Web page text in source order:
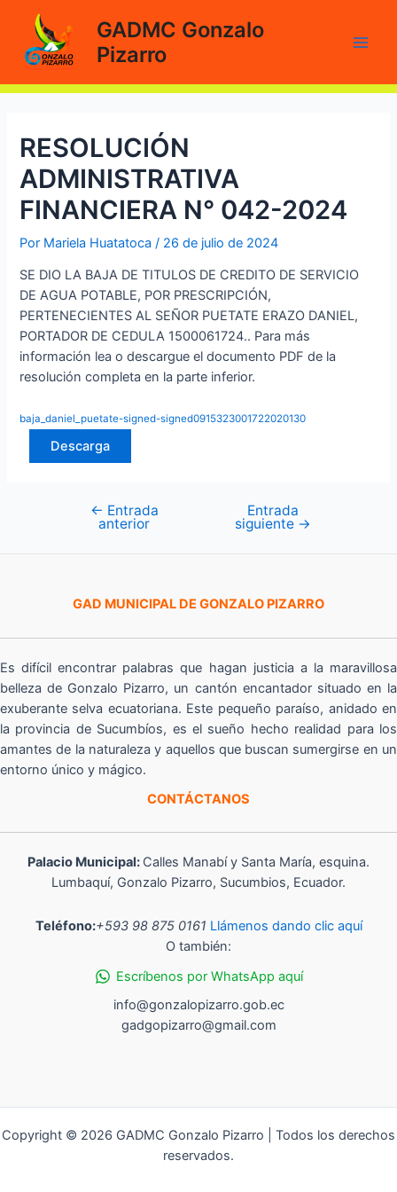
contenido
GADMC Gonzalo
Pizarro
RESOLUCIÓN
ADMINISTRATIVA
FINANCIERA N° 042-2024
Por Mariela Huatatoca/ 26 de julio de 2024
SE DIO LA BAJA DE TITULOS DE CREDITO DE SERVICIO
DE AGUA POTABLE, POR PRESCRIPCIÓN,
PERTENECIENTES AL SEÑOR PUETATE ERAZO DANIEL,
PORTADOR DE CEDULA 1500061724.. Para más
información lea o descargue el documento PDF de la
resolución completa en la parte inferior.
baja_daniel_puetate-signed-signed0915323001722020130
Descarga
Navegación
← Entrada
anterior
Entrada
siguiente →
GAD MUNICIPAL DE GONZALO PIZARRO
Es difícil encontrar palabras que hagan justicia a la maravillosa
belleza de Gonzalo Pizarro, un cantón encantador situado en la
exuberante selva ecuatoriana. Este pequeño paraíso, anidado en
la provincia de Sucumbíos, es el sueño hecho realidad para los
amantes de la naturaleza y aquellos que buscan sumergirse en un
entorno único y mágico.
CONTÁCTANOS
Palacio Municipal: Calles Manabí y Santa María, esquina.
Lumbaquí, Gonzalo Pizarro, Sucumbios, Ecuador.
Teléfono:+593 98 875 0161 Llámenos dando clic aquí
O también:
Escríbenos por WhatsApp aquí
info@gonzalopizarro.gob.ec
gadgopizarro@gmail.com
Copyright © 2026 GADMC Gonzalo Pizarro | Todos los derechos
reservados.